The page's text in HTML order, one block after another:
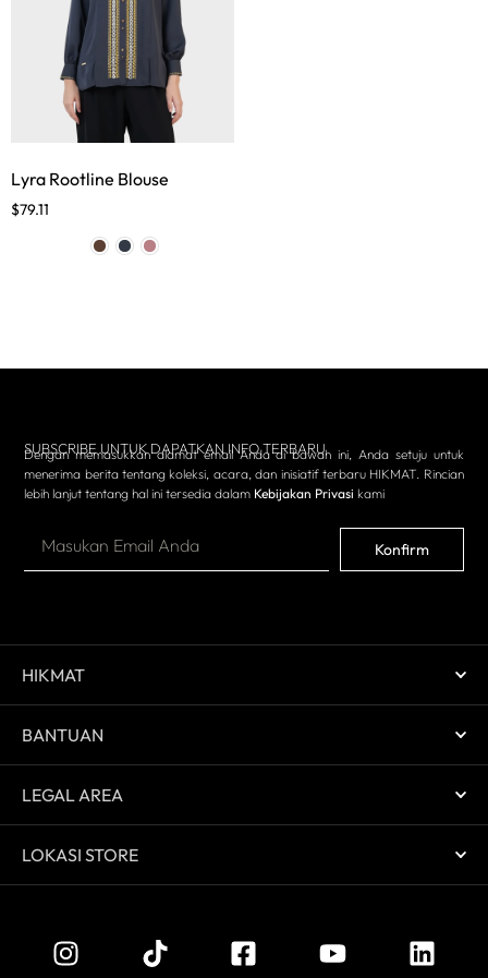
Lyra Rootline Blouse
$79.11
SUBSCRIBE UNTUK DAPATKAN INFO TERBARU
Dengan memasukkan alamat email Anda di bawah ini, Anda setuju untuk
menerima berita tentang koleksi, acara, dan inisiatif terbaru HIKMAT. Rincian
lebih lanjut tentang hal ini tersedia dalam Kebijakan Privasi kami
Konfirm
HIKMAT
BANTUAN
LEGAL AREA
LOKASI STORE